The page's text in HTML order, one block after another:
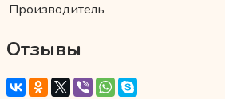
Производитель
Отзывы